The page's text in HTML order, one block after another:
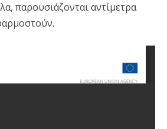
παρουσιάζονται αντίμετρα